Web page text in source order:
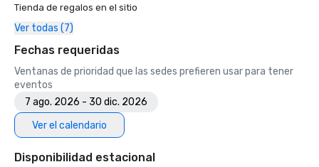
Tienda de regalos en el sitio
Ver todas (7)
Fechas requeridas
Ventanas de prioridad que las sedes prefieren usar para tener
eventos
7 ago. 2026 - 30 dic. 2026
Ver el calendario
Disponibilidad estacional